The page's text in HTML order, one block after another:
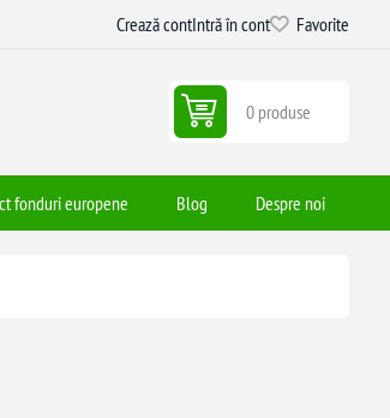
Crează contIntră în cont Favorite
0 produse
fonduri europene Blog Despre noi